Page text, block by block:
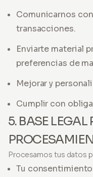
Comunicarnos
transacciones.
Enviarte material
preferencias de
Mejorar y
Cumplir con
5. BASE LEGAL
Procesamos tus datos
Tu